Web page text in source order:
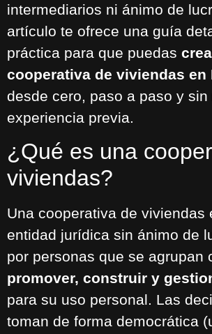
intermediarios ni ánimo de
artículo te ofrece una guía
práctica para que puedas
cooperativa de viviendas en
desde cero, paso a paso y
experiencia previa.
¿Qué es una
viviendas?
Una cooperativa de viviendas
entidad jurídica sin ánimo de
por personas que se agrupan
promover, construir y
para su uso personal. Las
toman de forma democrática